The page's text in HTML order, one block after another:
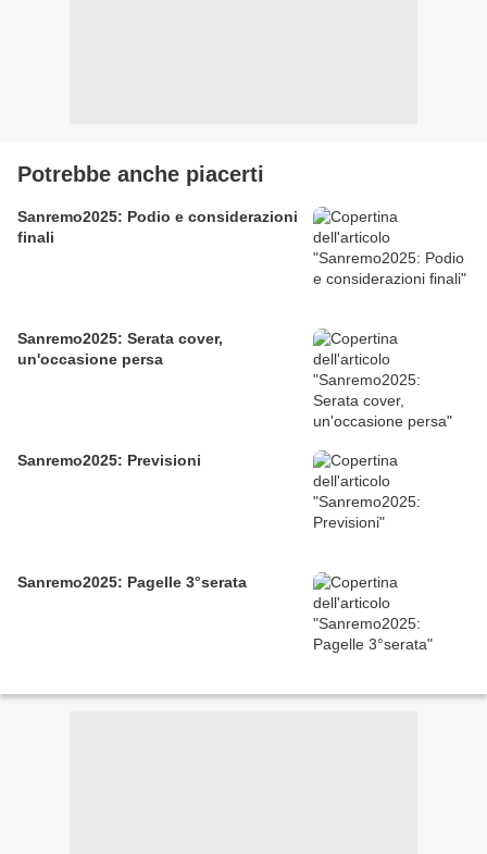
Potrebbe anche piacerti
Sanremo2025: Podio e considerazioni
finali
Sanremo2025: Serata cover,
un'occasione persa
Sanremo2025: Previsioni
Sanremo2025: Pagelle 3°serata